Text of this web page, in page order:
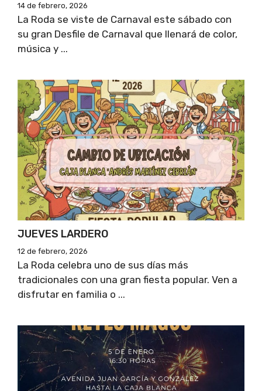
14 de febrero, 2026
La Roda se viste de Carnaval este sábado con
su gran Desfile de Carnaval que llenará de color,
música y ...
JUEVES LARDERO
12 de febrero, 2026
La Roda celebra uno de sus días más
tradicionales con una gran fiesta popular. Ven a
disfrutar en familia o ...